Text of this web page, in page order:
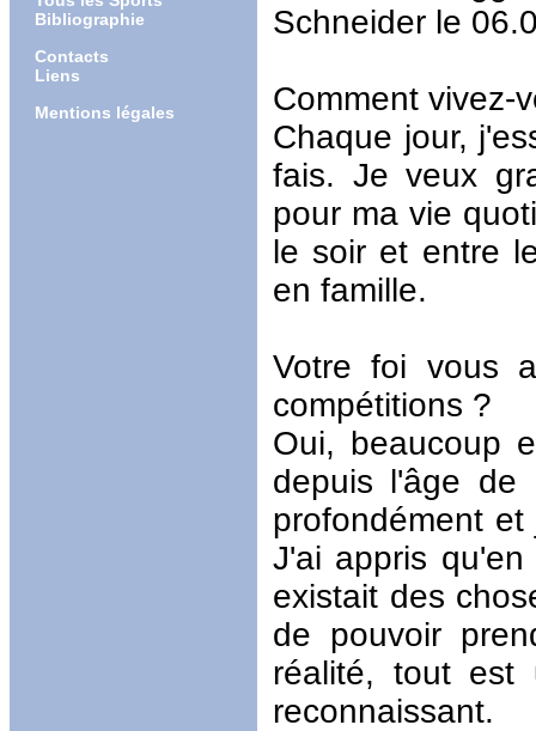
Bibliographie
Contacts
Liens
Mentions légales
Schneider le
Comment vivez-
Chaque jour,
fais. Je veux
pour ma vie
le soir et entre
en famille.
Votre foi vous
compétitions ?
Oui, beaucoup
depuis l'âge
profondément
J'ai appris
existait des
de pouvoir
réalité, tout est
reconnaissant.